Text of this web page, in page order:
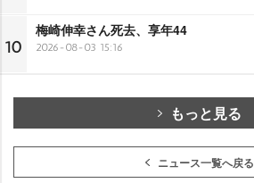
10
梅崎伸幸さん死去、享年44
2026-08-03 15:16
もっと見る
ニュース一覧へ戻る